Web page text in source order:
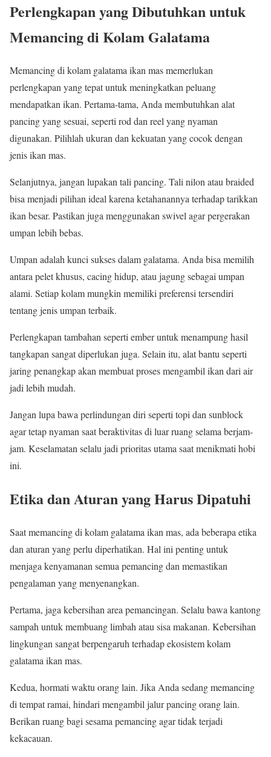
Perlengkapan yang Dibutuhkan untuk
Memancing di Kolam Galatama
Memancing di kolam galatama ikan mas memerlukan
perlengkapan yang tepat untuk meningkatkan peluang
mendapatkan ikan. Pertama-tama, Anda membutuhkan alat
pancing yang sesuai, seperti rod dan reel yang nyaman
digunakan. Pilihlah ukuran dan kekuatan yang cocok dengan
jenis ikan mas.
Selanjutnya, jangan lupakan tali pancing. Tali nilon atau braided
bisa menjadi pilihan ideal karena ketahanannya terhadap tarikkan
ikan besar. Pastikan juga menggunakan swivel agar pergerakan
umpan lebih bebas.
Umpan adalah kunci sukses dalam galatama. Anda bisa memilih
antara pelet khusus, cacing hidup, atau jagung sebagai umpan
alami. Setiap kolam mungkin memiliki preferensi tersendiri
tentang jenis umpan terbaik.
Perlengkapan tambahan seperti ember untuk menampung hasil
tangkapan sangat diperlukan juga. Selain itu, alat bantu seperti
jaring penangkap akan membuat proses mengambil ikan dari air
jadi lebih mudah.
Jangan lupa bawa perlindungan diri seperti topi dan sunblock
agar tetap nyaman saat beraktivitas di luar ruang selama berjam-
jam. Keselamatan selalu jadi prioritas utama saat menikmati hobi
ini.
Etika dan Aturan yang Harus Dipatuhi
Saat memancing di kolam galatama ikan mas, ada beberapa etika
dan aturan yang perlu diperhatikan. Hal ini penting untuk
menjaga kenyamanan semua pemancing dan memastikan
pengalaman yang menyenangkan.
Pertama, jaga kebersihan area pemancingan. Selalu bawa kantong
sampah untuk membuang limbah atau sisa makanan. Kebersihan
lingkungan sangat berpengaruh terhadap ekosistem kolam
galatama ikan mas.
Kedua, hormati waktu orang lain. Jika Anda sedang memancing
di tempat ramai, hindari mengambil jalur pancing orang lain.
Berikan ruang bagi sesama pemancing agar tidak terjadi
kekacauan.